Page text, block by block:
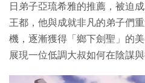
日弟子亞琉希雅的推薦，被迫
王都，他與成就非凡的弟子們
機，逐漸獲得「鄉下劍聖」的
展現一位低調大叔如何在陰謀與